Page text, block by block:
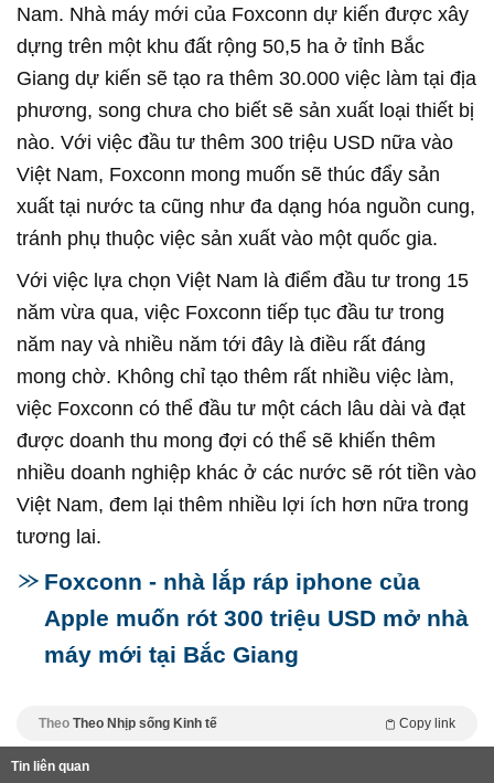
Nam. Nhà máy mới của Foxconn dự kiến được xây
dựng trên một khu đất rộng 50,5 ha ở tỉnh Bắc
Giang dự kiến sẽ tạo ra thêm 30.000 việc làm tại địa
phương, song chưa cho biết sẽ sản xuất loại thiết bị
nào. Với việc đầu tư thêm 300 triệu USD nữa vào
Việt Nam, Foxconn mong muốn sẽ thúc đẩy sản
xuất tại nước ta cũng như đa dạng hóa nguồn cung,
tránh phụ thuộc việc sản xuất vào một quốc gia.
Với việc lựa chọn Việt Nam là điểm đầu tư trong 15
năm vừa qua, việc Foxconn tiếp tục đầu tư trong
năm nay và nhiều năm tới đây là điều rất đáng
mong chờ. Không chỉ tạo thêm rất nhiều việc làm,
việc Foxconn có thể đầu tư một cách lâu dài và đạt
được doanh thu mong đợi có thể sẽ khiến thêm
nhiều doanh nghiệp khác ở các nước sẽ rót tiền vào
Việt Nam, đem lại thêm nhiều lợi ích hơn nữa trong
tương lai.
Foxconn - nhà lắp ráp iphone của
Apple muốn rót 300 triệu USD mở nhà
máy mới tại Bắc Giang
Theo Theo Nhịp sống Kinh tế Copy link
Tin liên quan